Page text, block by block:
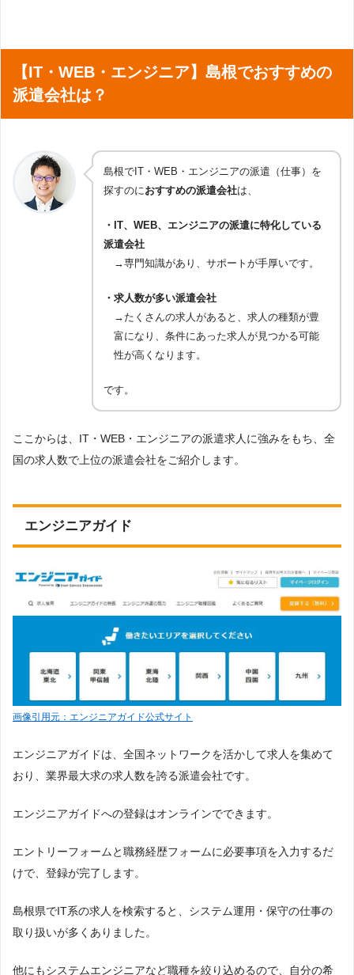
【IT・WEB・エンジニア】島根でおすすめの
派遣会社は？
島根でIT・WEB・エンジニアの派遣（仕事）を
探すのにおすすめの派遣会社は、
・IT、WEB、エンジニアの派遣に特化している
派遣会社
→専門知識があり、サポートが手厚いです。
・求人数が多い派遣会社
→たくさんの求人があると、求人の種類が豊
富になり、条件にあった求人が見つかる可能
性が高くなります。
です。
ここからは、IT・WEB・エンジニアの派遣求人に強みをもち、全
国の求人数で上位の派遣会社をご紹介します。
エンジニアガイド
画像引用元：エンジニアガイド公式サイト
エンジニアガイドは、全国ネットワークを活かして求人を集めて
おり、業界最大求の求人数を誇る派遣会社です。
エンジニアガイドへの登録はオンラインでできます。
エントリーフォームと職務経歴フォームに必要事項を入力するだ
けで、登録が完了します。
島根県でIT系の求人を検索すると、システム運用・保守の仕事の
取り扱いが多くありました。
他にもシステムエンジニアなど職種を絞り込めるので、自分の希